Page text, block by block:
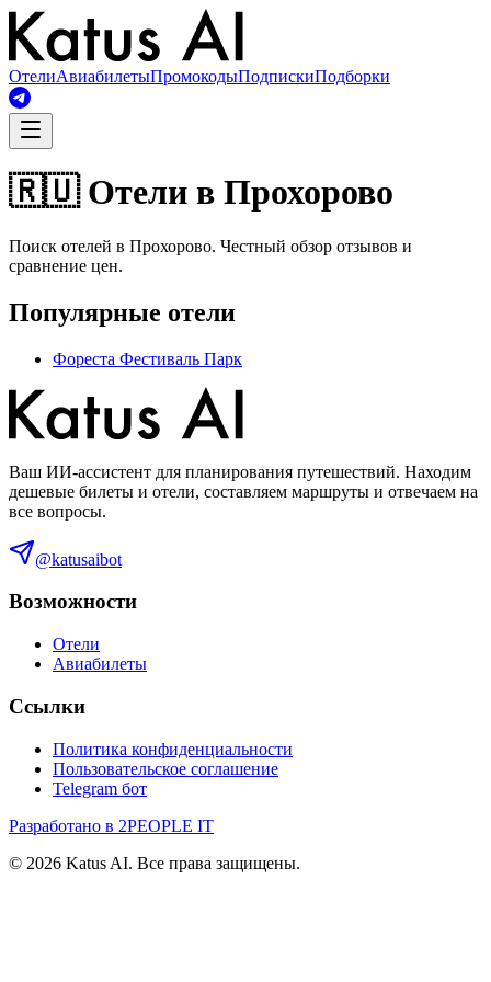
ОтелиАвиабилетыПромокодыПодпискиПодборки
🇷🇺 Отели в Прохорово
Поиск отелей в Прохорово. Честный обзор отзывов и
сравнение цен.
Популярные отели
Фореста Фестиваль Парк
Ваш ИИ-ассистент для планирования путешествий. Находим
дешевые билеты и отели, составляем маршруты и отвечаем на
все вопросы.
@katusaibot
Возможности
Отели
Авиабилеты
Ссылки
Политика конфиденциальности
Пользовательское соглашение
Telegram бот
Разработано в 2PEOPLE IT
© 2026 Katus AI. Все права защищены.